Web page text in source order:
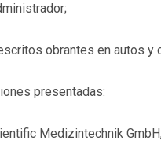
obrantes en autos
presentadas:
Medizintechnik